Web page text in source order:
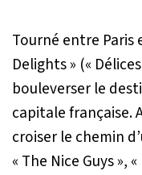
Tourné entre Paris
Delights » («
bouleverser le
capitale française.
croiser le chemin
« The Nice Guys »,